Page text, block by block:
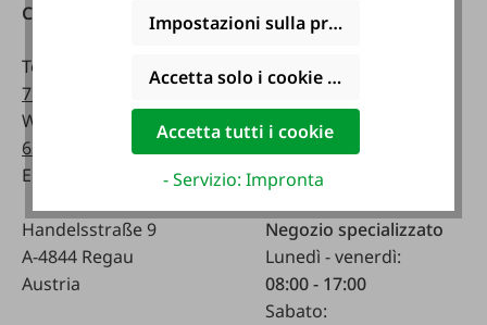
Contatti
Telefono:
0043 7672
716-0
WhatsApp:
0043 677
63514619
Email:
info@faie.at
Handelsstraße 9
A-4844 Regau
Austria
Raggiungibile
telefonicamente:
07:30 - 17.00
08:00 - 12:00
Negozio specializzato
Lunedì - venerdì:
08:00 - 17:00
Sabato:
Impostazioni sulla privacy
Accetta solo i cookie funzionali
Accetta tutti i cookie
- Servizio: Impronta